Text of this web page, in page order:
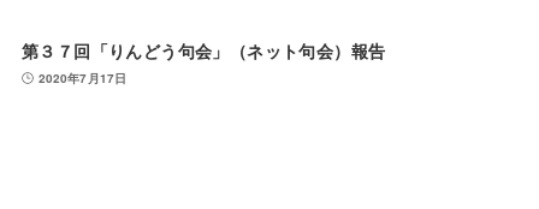
第３７回「りんどう句会」（ネット句会）報告
2020年7月17日